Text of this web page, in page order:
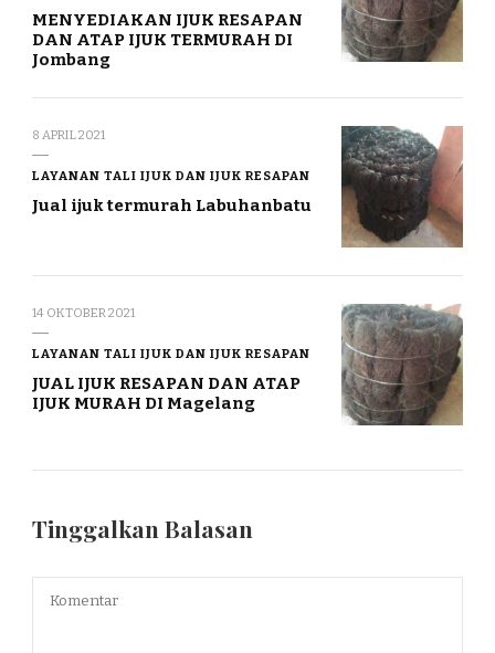
MENYEDIAKAN IJUK RESAPAN
DAN ATAP IJUK TERMURAH DI
Jombang
8 APRIL 2021
LAYANAN TALI IJUK DAN IJUK RESAPAN
Jual ijuk termurah Labuhanbatu
14 OKTOBER 2021
LAYANAN TALI IJUK DAN IJUK RESAPAN
JUAL IJUK RESAPAN DAN ATAP
IJUK MURAH DI Magelang
Tinggalkan Balasan